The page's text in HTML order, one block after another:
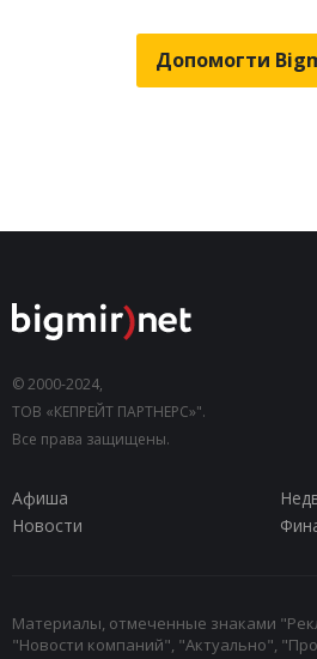
Допомогти
© 2000-2024,
ТОВ «КЕПРЕЙТ ПАРТНЕРС»".
Все права защищены.
Афиша
Новости
Материалы, отмеченные знаками
"Новости компаний", "Актуально",